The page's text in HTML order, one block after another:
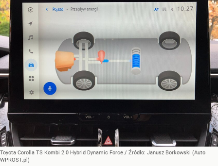
Toyota Corolla TS Kombi 2.0 Hybrid Dynamic Force / Źródło: Janusz Borkowski (Auto
WPROST.pl)